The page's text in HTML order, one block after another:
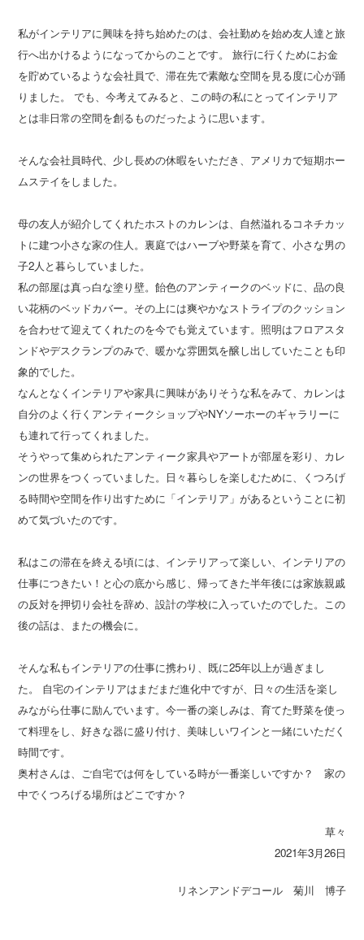
私がインテリアに興味を持ち始めたのは、会社勤めを始め友人達と旅
行へ出かけるようになってからのことです。 旅行に行くためにお金
を貯めているような会社員で、滞在先で素敵な空間を見る度に心が踊
りました。 でも、今考えてみると、この時の私にとってインテリア
とは非日常の空間を創るものだったように思います。
そんな会社員時代、少し長めの休暇をいただき、アメリカで短期ホー
ムステイをしました。
母の友人が紹介してくれたホストのカレンは、自然溢れるコネチカッ
トに建つ小さな家の住人。裏庭ではハーブや野菜を育て、小さな男の
子2人と暮らしていました。
私の部屋は真っ白な塗り壁。飴色のアンティークのベッドに、品の良
い花柄のベッドカバー。その上には爽やかなストライプのクッション
を合わせて迎えてくれたのを今でも覚えています。照明はフロアスタ
ンドやデスクランプのみで、暖かな雰囲気を醸し出していたことも印
象的でした。
なんとなくインテリアや家具に興味がありそうな私をみて、カレンは
自分のよく行くアンティークショップやNYソーホーのギャラリーに
も連れて行ってくれました。
そうやって集められたアンティーク家具やアートが部屋を彩り、カレ
ンの世界をつくっていました。日々暮らしを楽しむために、くつろげ
る時間や空間を作り出すために「インテリア」があるということに初
めて気づいたのです。
私はこの滞在を終える頃には、インテリアって楽しい、インテリアの
仕事につきたい！と心の底から感じ、帰ってきた半年後には家族親戚
の反対を押切り会社を辞め、設計の学校に入っていたのでした。この
後の話は、またの機会に。
そんな私もインテリアの仕事に携わり、既に25年以上が過ぎまし
た。 自宅のインテリアはまだまだ進化中ですが、日々の生活を楽し
みながら仕事に励んでいます。今一番の楽しみは、育てた野菜を使っ
て料理をし、好きな器に盛り付け、美味しいワインと一緒にいただく
時間です。
奥村さんは、ご自宅では何をしている時が一番楽しいですか？ 家の
中でくつろげる場所はどこですか？
草々
2021年3月26日
リネンアンドデコール 菊川 博子